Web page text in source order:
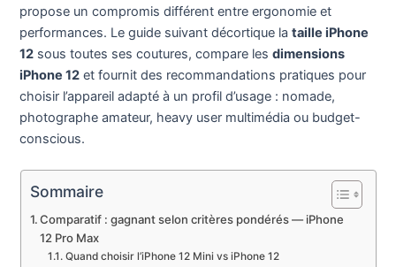
propose un compromis différent entre ergonomie et
performances. Le guide suivant décortique lataille iPhone
12 sous toutes ses coutures, compare lesdimensions
iPhone 12 et fournit des recommandations pratiques pour
choisir l’appareil adapté à un profil d’usage : nomade,
photographe amateur, heavy user multimédia ou budget-
conscious.
Sommaire
Comparatif : gagnant selon critères pondérés — iPhone
12 Pro Max
Quand choisir l’iPhone 12 Mini vs iPhone 12